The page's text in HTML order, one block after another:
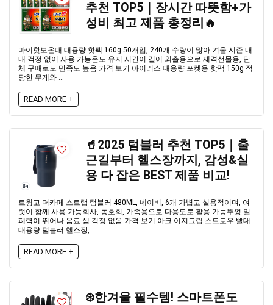
추천 TOP5｜장시간 따뜻함+가
성비 최고 제품 총정리🔥
마이핫보온대 대용량 핫팩 160g 50개입, 240개 수량이 많아 겨울 시즌 내
내 걱정 없이 사용 가능온도 유지 시간이 길어 외출용으로 제격선물용, 단
체 구매로도 만족도 높음 가격 보기 아이리스 대용량 포켓용 핫팩 150g 적
당한 무게와 ...
READ MORE +
🥤2025 텀블러 추천 TOP5｜출
근길부터 헬스장까지, 감성&실
용 다 잡은 BEST 제품 비교!
트윙고 더카페 스트랩 텀블러 480ML, 네이비, 6개 가볍고 실용적이며, 여
럿이 함께 사용 가능회사, 동호회, 가족용으로 다용도로 활용 가능뚜껑 밀
폐력이 뛰어나 음료 샘 걱정 없음 가격 보기 아크 이지그립 스트로우 빨대
대용량 텀블러 헬스장, ...
READ MORE +
❄️한겨울 필수템! 스마트폰도